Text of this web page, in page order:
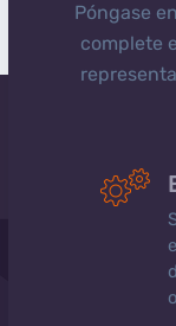
Póngase
complete